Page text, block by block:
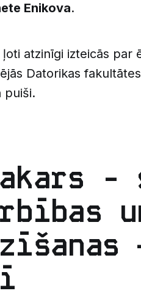
Enikova.
atzinīgi izteicās par
Datorikas
puiši.
-